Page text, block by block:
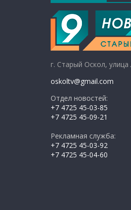
г. Старый Оскол,
oskoltv@gmail.com
Отдел новостей:
+7 4725 45-03-85
+7 4725 45-09-21
Рекламная служба:
+7 4725 45-03-92
+7 4725 45-04-60